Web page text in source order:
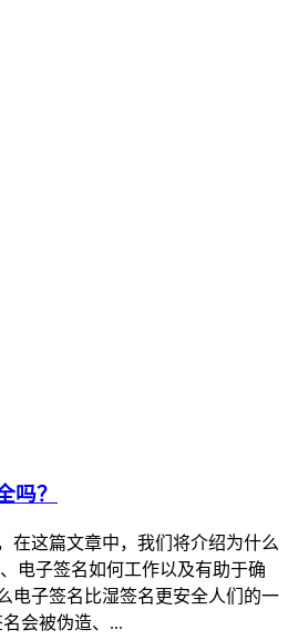
吗？
在这篇文章中，我们将介绍为什么
电子签名如何工作以及有助于确
电子签名比湿签名更安全人们的一
会被伪造、...